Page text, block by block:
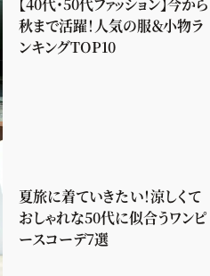
秋まで活躍！人気の服＆小物ラ
ンキングTOP10
夏旅に着ていきたい！涼しくて
おしゃれな50代に似合うワンピ
ースコーデ7選